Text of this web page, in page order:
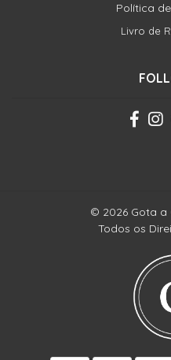
Política
Livro de
© 2026 Gota a
Todos os